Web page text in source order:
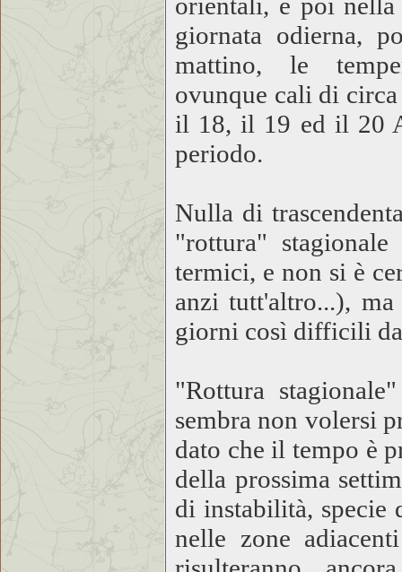
giornata odierna,
mattino, le
ovunque cali di
il 18, il 19 ed il 20
periodo.
Nulla di
"rottura"
termici, e non si è
anzi tutt'altro...),
giorni così difficili
"Rottura
sembra non volersi
dato che il tempo è
della prossima
di instabilità, specie
nelle zone